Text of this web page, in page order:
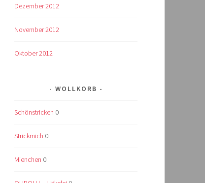
Dezember 2012
November 2012
Oktober 2012
WOLLKORB
Schönstricken 0
Strickmich 0
Mienchen 0